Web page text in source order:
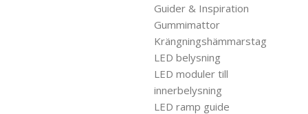
Guider & Inspiration
Gummimattor
Krängningshämmarstag
LED belysning
LED moduler till
innerbelysning
LED ramp guide